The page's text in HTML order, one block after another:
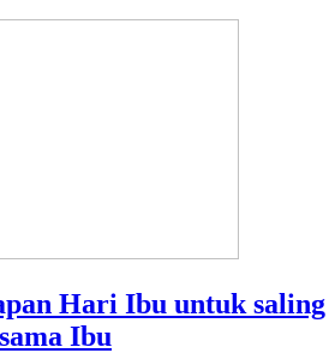
Hari Ibu untuk saling
Ibu